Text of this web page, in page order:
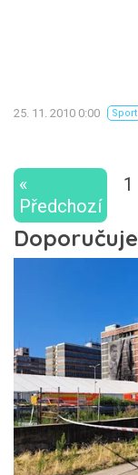
25. 11. 2010 0:00 Sport
«
Předchozí
1